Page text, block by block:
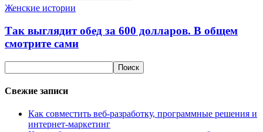
Женские истории
Так выглядит обед за 600 долларов. В общем
смотрите сами
Свежие записи
Как совместить веб-разработку, программные решения и
интернет-маркетинг